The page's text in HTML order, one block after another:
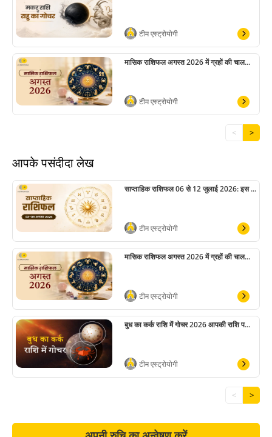
टीम एस्ट्रोयोगी
मासिक राशिफल अगस्त 2026 में ग्रहों की चाल...
टीम एस्ट्रोयोगी
< >
आपके पसंदीदा लेख
साप्ताहिक राशिफल 06 से 12 जुलाई 2026: इस ...
टीम एस्ट्रोयोगी
मासिक राशिफल अगस्त 2026 में ग्रहों की चाल...
टीम एस्ट्रोयोगी
बुध का कर्क राशि में गोचर 2026 आपकी राशि प...
टीम एस्ट्रोयोगी
< >